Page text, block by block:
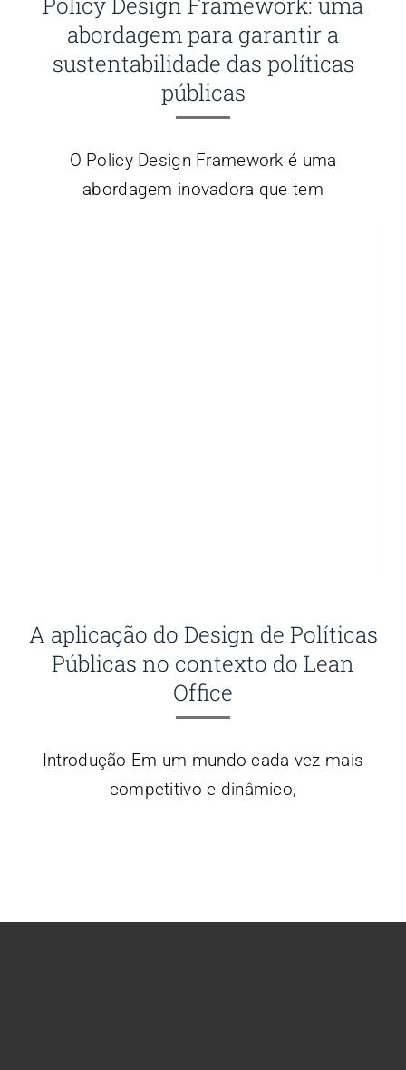
abordagem para garantir a
sustentabilidade das políticas
públicas
O Policy Design Framework é uma
abordagem inovadora que tem
A aplicação do Design de Políticas
Públicas no contexto do Lean
Office
Introdução Em um mundo cada vez mais
competitivo e dinâmico,